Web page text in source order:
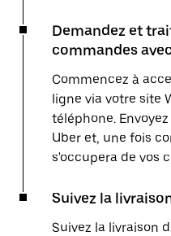
Demandez et
commandes
Commencez à
ligne via votre site
téléphone.
Uber et, une fois
s'occupera de vos
Suivez la
Suivez la livraison